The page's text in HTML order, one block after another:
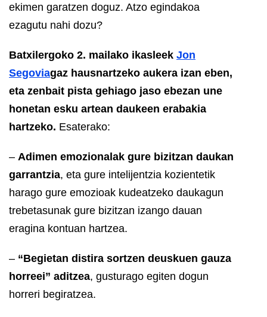
ekimen garatzen doguz. Atzo egindakoa
ezagutu nahi dozu?
Batxilergoko 2. mailako ikasleek Jon
Segoviagaz hausnartzeko aukera izan eben,
eta zenbait pista gehiago jaso ebezan une
honetan esku artean daukeen erabakia
hartzeko. Esaterako:
– Adimen emozionalak gure bizitzan daukan
garrantzia, eta gure intelijentzia kozientetik
harago gure emozioak kudeatzeko daukagun
trebetasunak gure bizitzan izango dauan
eragina kontuan hartzea.
– “Begietan distira sortzen deuskuen gauza
horreei” aditzea, gusturago egiten dogun
horreri begiratzea.